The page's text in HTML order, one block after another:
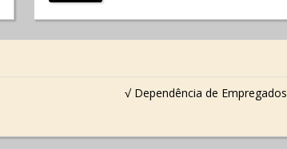
√ Dependência de Empregados